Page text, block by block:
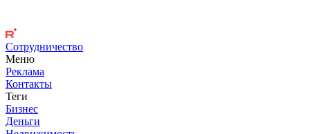
Сотрудничество
Меню
Реклама
Контакты
Теги
Бизнес
Деньги